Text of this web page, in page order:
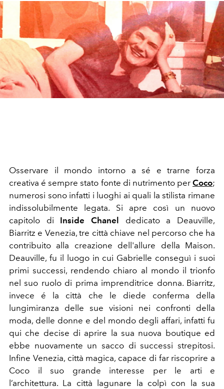
Osservare il mondo intorno a sé e trarne forza
creativa é sempre stato fonte di nutrimento per Coco;
numerosi sono infatti i luoghi ai quali la stilista rimane
indissolubilmente legata. Si apre così un nuovo
capitolo di Inside Chanel dedicato a Deauville,
Biarritz e Venezia, tre città chiave nel percorso che ha
contribuito alla creazione dell'allure della Maison.
Deauville, fu il luogo in cui Gabrielle conseguì i suoi
primi successi, rendendo chiaro al mondo il trionfo
nel suo ruolo di prima imprenditrice donna. Biarritz,
invece é la città che le diede conferma della
lungimiranza delle sue visioni nei confronti della
moda, delle donne e del mondo degli affari, infatti fu
qui che decise di aprire la sua nuova boutique ed
ebbe nuovamente un sacco di successi strepitosi.
Infine Venezia, città magica, capace di far riscoprire a
Coco il suo grande interesse per le arti e
l’architettura. La città lagunare la colpì con la sua